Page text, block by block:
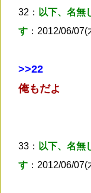
32： 以下、名無
す ：2012/06/
>>22
俺もだよ
33： 以下、名無
す ：2012/06/